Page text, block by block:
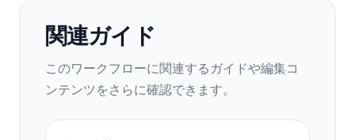
関連ガイド
このワークフローに関連するガイドや編集コ
ンテンツをさらに確認できます。